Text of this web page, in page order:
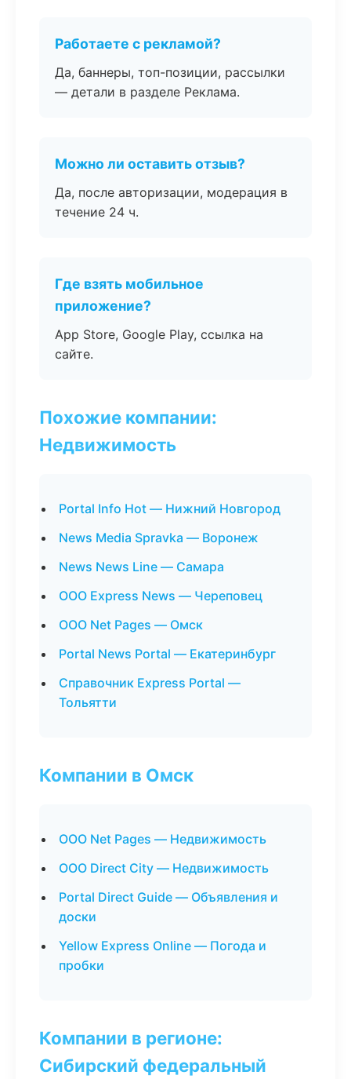
Работаете с рекламой?
Да, баннеры, топ-позиции, рассылки
— детали в разделе Реклама.
Можно ли оставить отзыв?
Да, после авторизации, модерация в
течение 24 ч.
Где взять мобильное
приложение?
App Store, Google Play, ссылка на
сайте.
Похожие компании:
Недвижимость
Portal Info Hot — Нижний Новгород
News Media Spravka — Воронеж
News News Line — Самара
ООО Express News — Череповец
ООО Net Pages — Омск
Portal News Portal — Екатеринбург
Справочник Express Portal —
Тольятти
Компании в Омск
ООО Net Pages — Недвижимость
ООО Direct City — Недвижимость
Portal Direct Guide — Объявления и
доски
Yellow Express Online — Погода и
пробки
Компании в регионе:
Сибирский федеральный